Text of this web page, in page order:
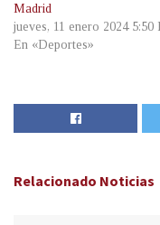
Madrid
jueves, 11 enero 2024 5:50
En «Deportes»
Relacionado Noticias